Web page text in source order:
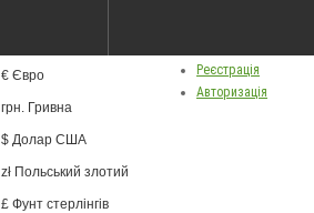
Реєстрація
Авторизація
€ Євро
грн. Гривна
$ Долар США
zł Польський злотий
£ Фунт стерлінгів